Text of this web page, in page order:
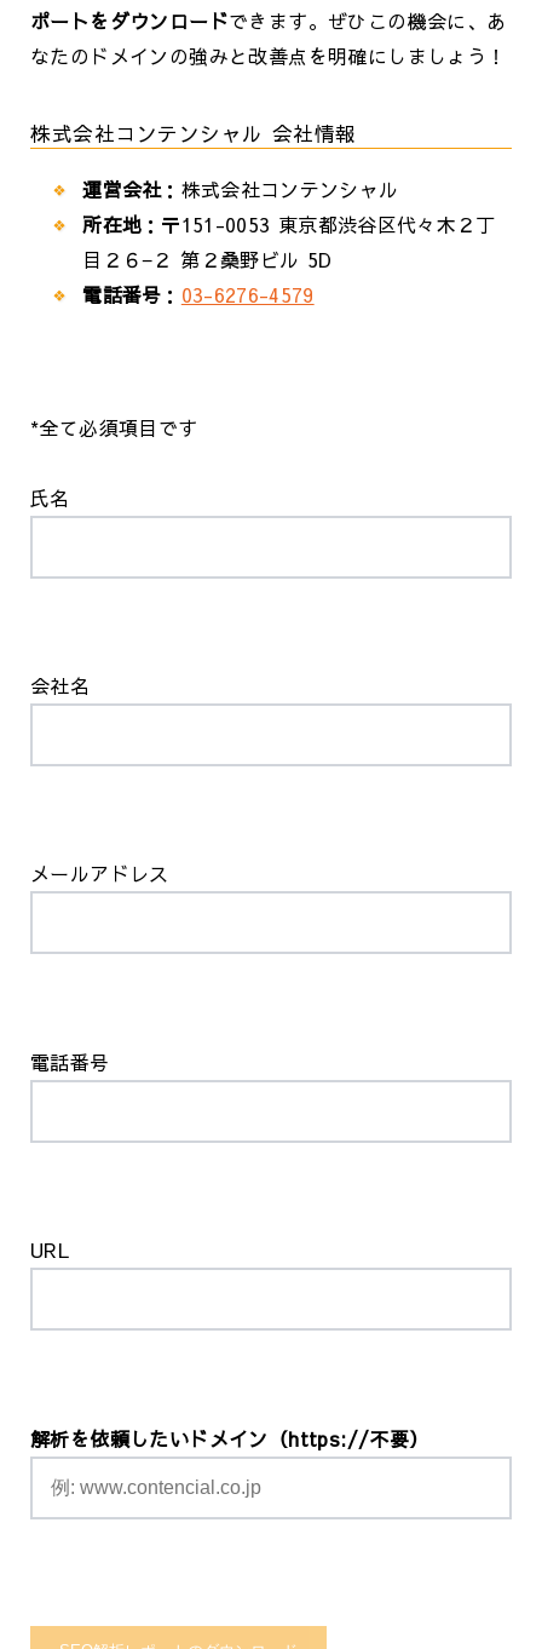
ポートをダウンロードできます。ぜひこの機会に、あ
なたのドメインの強みと改善点を明確にしましょう！
株式会社コンテンシャル 会社情報
運営会社：株式会社コンテンシャル
所在地 ：〒151-0053 東京都渋谷区代々木２丁
目２６−２ 第２桑野ビル 5D
電話番号 ： 03-6276-4579
*全て必須項目です
氏名
会社名
メールアドレス
電話番号
URL
解析を依頼したいドメイン（https://不要）